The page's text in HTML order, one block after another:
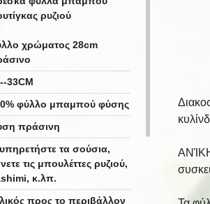
ρυζιού
χρώματος 28cm
33CM
φύλλο μπαμπού φύσης
πράσινη
τα σούσια,
τις μπουλέττες ρυζιού,
κ.λπ.
προς το περιβάλλον